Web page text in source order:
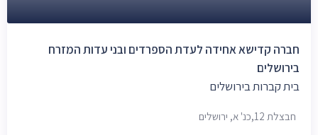
חברה קדישא אחידה לעדת הספרדים ובני עדות המזרח
בירושלים
בית קברות בירושלים
חבצלת 12,כנ' א, ירושלים